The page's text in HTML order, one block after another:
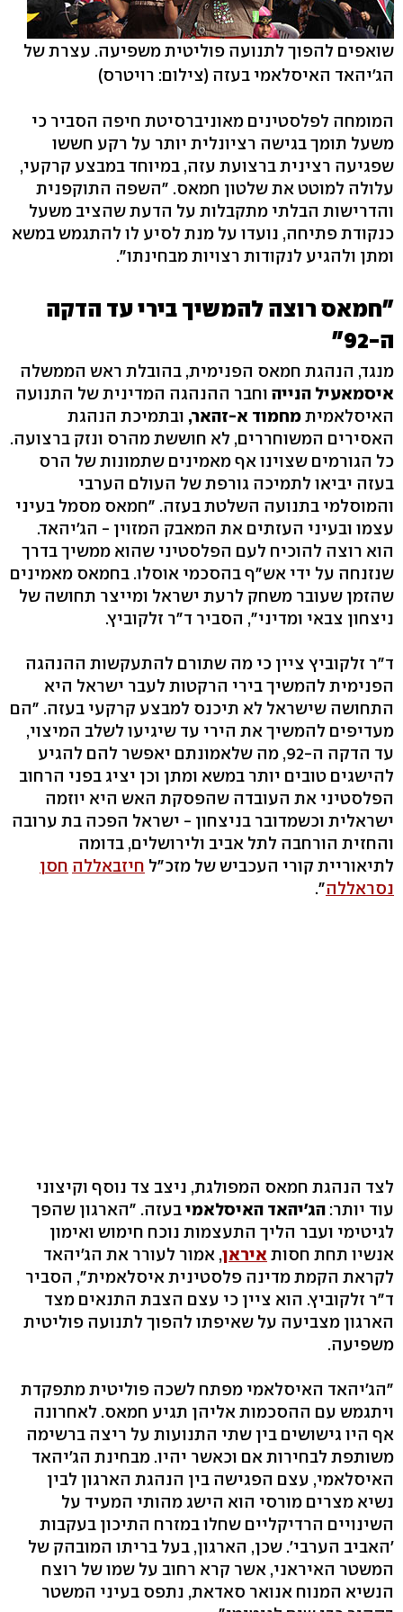
שואפים להפוך לתנועה פוליטית משפיעה. עצרת של
הג'יהאד האיסלאמי בעזה (צילום: רויטרס)
המומחה לפלסטינים מאוניברסיטת חיפה הסביר כי
משעל תומך בגישה רציונלית יותר על רקע חששו
שפגיעה רצינית ברצועת עזה, במיוחד במבצע קרקעי,
עלולה למוטט את שלטון חמאס. "השפה התוקפנית
והדרישות הבלתי מתקבלות על הדעת שהציב משעל
כנקודת פתיחה, נועדו על מנת לסיע לו להתגמש במשא
ומתן ולהגיע לנקודות רצויות מבחינתו".
"חמאס רוצה להמשיך בירי עד הדקה
ה-92"
מנגד, הנהגת חמאס הפנימית, בהובלת ראש הממשלה
איסמאעיל הנייה וחבר ההנהגה המדינית של התנועה
האיסלאמיתמחמוד א-זהאר, ובתמיכת הנהגת
האסירים המשוחררים, לא חוששת מהרס ונזק ברצועה.
כל הגורמים שצוינו אף מאמינים שתמונות של הרס
בעזה יביאו לתמיכה גורפת של העולם הערבי
והמוסלמי בתנועה השלטת בעזה. "חמאס מסמל בעיני
עצמו ובעיני העזתים את המאבק המזוין - הג'יהאד.
הוא רוצה להוכיח לעם הפלסטיני שהוא ממשיך בדרך
שנזנחה על ידי אש"ף בהסכמי אוסלו. בחמאס מאמינים
שהזמן שעובר משחק לרעת ישראל ומייצר תחושה של
ניצחון צבאי ומדיני", הסביר ד"ר זלקוביץ.
ד"ר זלקוביץ ציין כי מה שתורם להתעקשות ההנהגה
הפנימית להמשיך בירי הרקטות לעבר ישראל היא
התחושה שישראל לא תיכנס למבצע קרקעי בעזה. "הם
מעדיפים להמשיך את הירי עד שיגיעו לשלב המיצוי,
עד הדקה ה-92, מה שלאמונתם יאפשר להם להגיע
להישגים טובים יותר במשא ומתן וכן יציג בפני הרחוב
הפלסטיני את העובדה שהפסקת האש היא יוזמה
ישראלית וכשמדובר בניצחון - ישראל הפכה בת ערובה
והחזית הורחבה לתל אביב ולירושלים, בדומה
לתיאוריית קורי העכביש של מזכ"ל חיזבאללה חסן
נסראללה".
לצד הנהגת חמאס המפולגת, ניצב צד נוסף וקיצוני
עוד יותר: הג'יהאד האיסלאמיבעזה. "הארגון שהפך
לגיטימי ועבר הליך התעצמות נוכח חימוש ואימון
אנשיו תחת חסות איראן, אמור לעורר את הג'יהאד
לקראת הקמת מדינה פלסטינית איסלאמית", הסביר
ד"ר זלקוביץ. הוא ציין כי עצם הצבת התנאים מצד
הארגון מצביעה על שאיפתו להפוך לתנועה פוליטית
משפיעה.
"הג'יהאד האיסלאמי מפתח לשכה פוליטית מתפקדת
ויתגמש עם ההסכמות אליהן תגיע חמאס. לאחרונה
אף היו גישושים בין שתי התנועות על ריצה ברשימה
משותפת לבחירות אם וכאשר יהיו. מבחינת הג'יהאד
האיסלאמי, עצם הפגישה בין הנהגת הארגון לבין
נשיא מצרים מורסי הוא הישג מהותי המעיד על
השינויים הרדיקליים שחלו במזרח התיכון בעקבות
'האביב הערבי'. שכן, הארגון, בעל בריתו המובהק של
המשטר האיראני, אשר קרא רחוב על שמו של רוצח
הנשיא המנוח אנואר סאדאת, נתפס בעיני המשטר